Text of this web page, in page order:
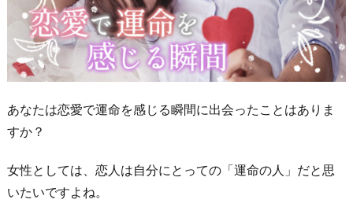
あなたは恋愛で運命を感じる瞬間に出会ったことはありま
すか？
女性としては、恋人は自分にとっての「運命の人」だと思
いたいですよね。